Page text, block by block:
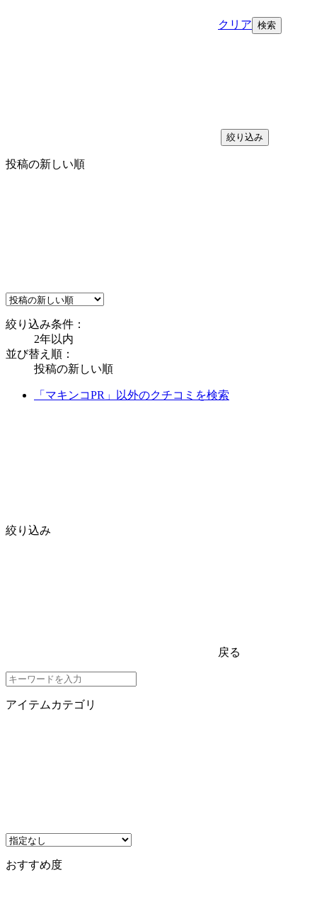
クリア
絞り込み
投稿の新しい順
絞り込み条件：
2年以内
並び替え順：
投稿の新しい順
「マキンコPR」以外のクチコミを検索
絞り込み
戻る
アイテムカテゴリ
おすすめ度